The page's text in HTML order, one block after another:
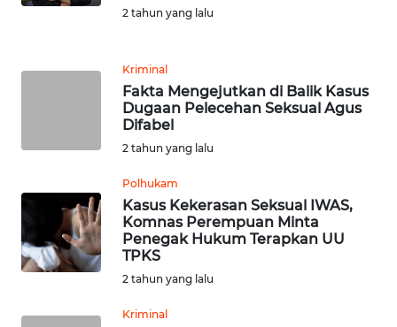
2 tahun yang lalu
Kriminal
Fakta Mengejutkan di Balik Kasus
Dugaan Pelecehan Seksual Agus
Difabel
2 tahun yang lalu
Polhukam
Kasus Kekerasan Seksual IWAS,
Komnas Perempuan Minta
Penegak Hukum Terapkan UU
TPKS
2 tahun yang lalu
Kriminal
KARAWANG
WN
BEKASI